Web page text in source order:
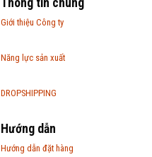
Thông tin chung
Giới thiệu Công ty
Năng lực sản xuất
DROPSHIPPING
Hướng dẫn
Hướng dẫn đặt hàng